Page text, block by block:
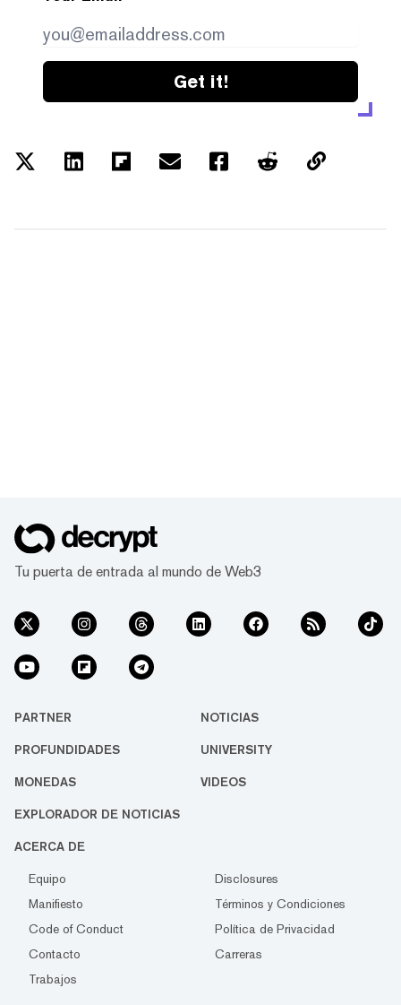
Get it!
Tu puerta de entrada al mundo de Web3
PARTNER NOTICIAS
PROFUNDIDADES UNIVERSITY
MONEDAS VIDEOS
EXPLORADOR DE NOTICIAS
ACERCA DE
Equipo
Disclosures
Manifiesto
Términos y Condiciones
Code of Conduct
Política de Privacidad
Contacto
Carreras
Trabajos